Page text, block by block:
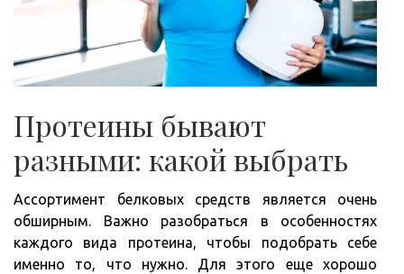
Протеины бывают
разными: какой выбрать
Ассортимент белковых средств является очень
обширным. Важно разобраться в особенностях
каждого вида протеина, чтобы подобрать себе
именно то, что нужно. Для этого еще хорошо